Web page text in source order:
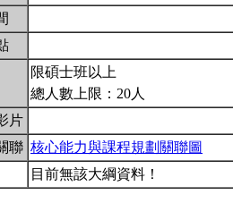
限碩士班以上
總人數上限：20人
片
聯 核心能力與課程規劃關聯圖
目前無該大綱資料！